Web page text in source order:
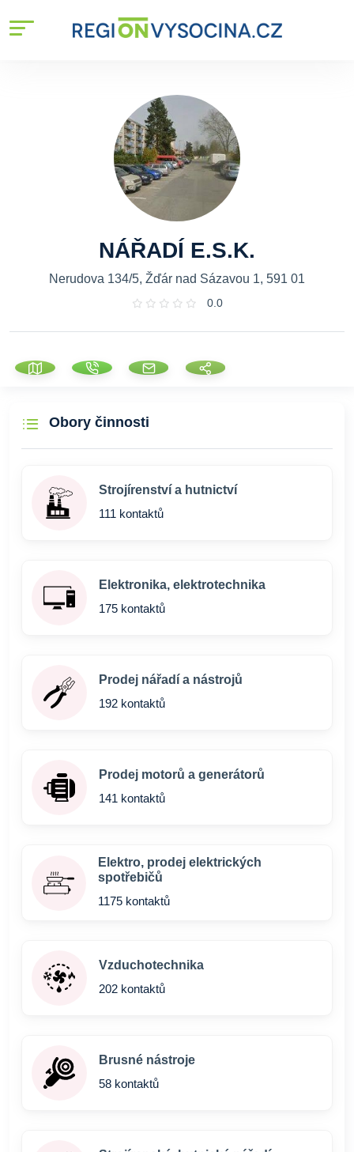
NÁŘADÍ E.S.K.
Nerudova 134/5, Žďár nad Sázavou 1, 591 01
0.0
Obory činnosti
Strojírenství a hutnictví
111 kontaktů
Elektronika, elektrotechnika
175 kontaktů
Prodej nářadí a nástrojů
192 kontaktů
Prodej motorů a generátorů
141 kontaktů
Elektro, prodej elektrických
spotřebičů
1175 kontaktů
Vzduchotechnika
202 kontaktů
Brusné nástroje
58 kontaktů